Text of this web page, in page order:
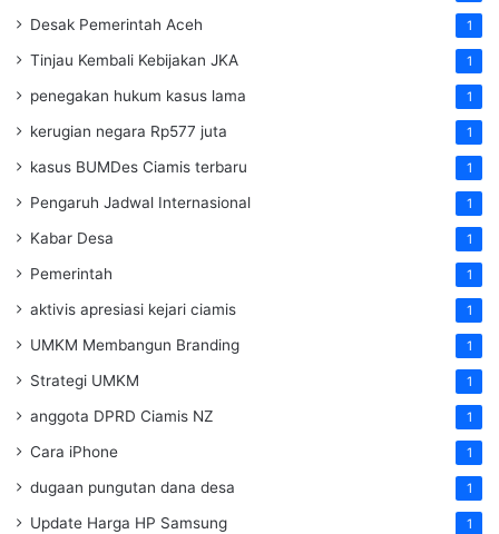
Desak Pemerintah Aceh 1
Tinjau Kembali Kebijakan JKA 1
penegakan hukum kasus lama 1
kerugian negara Rp577 juta 1
kasus BUMDes Ciamis terbaru 1
Pengaruh Jadwal Internasional 1
Kabar Desa 1
Pemerintah 1
aktivis apresiasi kejari ciamis 1
UMKM Membangun Branding 1
Strategi UMKM 1
anggota DPRD Ciamis NZ 1
Cara iPhone 1
dugaan pungutan dana desa 1
Update Harga HP Samsung 1